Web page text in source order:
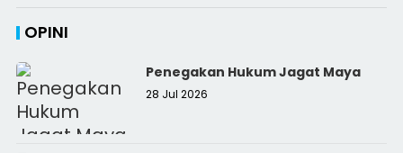
OPINI
Penegakan Hukum Jagat Maya
28 Jul 2026